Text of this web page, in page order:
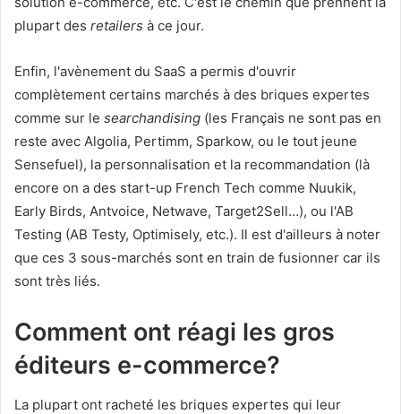
plupart des retailers à ce jour.
Enfin, l'avènement du SaaS a permis d'ouvrir
complètement certains marchés à des briques expertes
comme sur le searchandising (les Français ne sont pas en
reste avec Algolia, Pertimm, Sparkow, ou le tout jeune
Sensefuel), la personnalisation et la recommandation (là
encore on a des start-up French Tech comme Nuukik,
Early Birds, Antvoice, Netwave, Target2Sell…), ou l'AB
Testing (AB Testy, Optimisely, etc.). Il est d'ailleurs à noter
que ces 3 sous-marchés sont en train de fusionner car ils
sont très liés.
Comment ont réagi les gros
éditeurs e-commerce?
La plupart ont racheté les briques expertes qui leur